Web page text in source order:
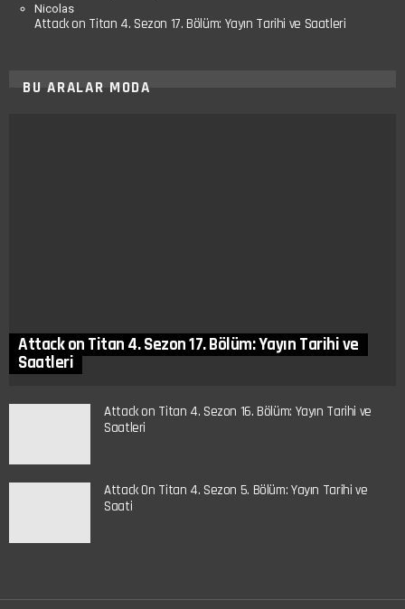
Nicolas
Attack on Titan 4. Sezon 17. Bölüm: Yayın Tarihi ve Saatleri
BU ARALAR MODA
Attack on Titan 4. Sezon 17. Bölüm: Yayın Tarihi ve
Saatleri
Attack on Titan 4. Sezon 16. Bölüm: Yayın Tarihi ve
Saatleri
Attack On Titan 4. Sezon 5. Bölüm: Yayın Tarihi ve
Saati